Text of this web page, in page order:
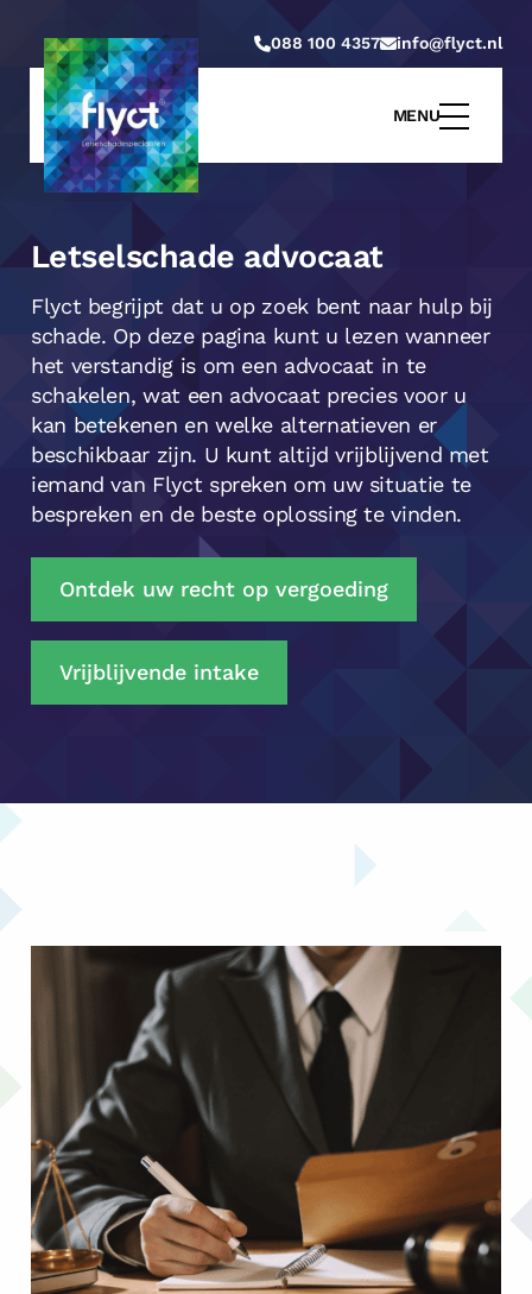
088 100 4357 info@flyct.nl
MENU
Letselschade advocaat
Flyct begrijpt dat u op zoek bent naar hulp bij
schade. Op deze pagina kunt u lezen wanneer
het verstandig is om een advocaat in te
schakelen, wat een advocaat precies voor u
kan betekenen en welke alternatieven er
beschikbaar zijn. U kunt altijd vrijblijvend met
iemand van Flyct spreken om uw situatie te
bespreken en de beste oplossing te vinden.
Ontdek uw recht op vergoeding
Vrijblijvende intake